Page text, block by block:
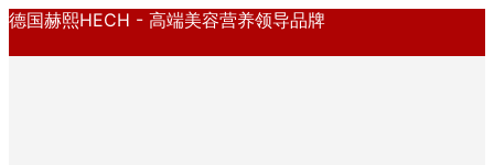
德国赫熙HECH - 高端美容营养领导品牌